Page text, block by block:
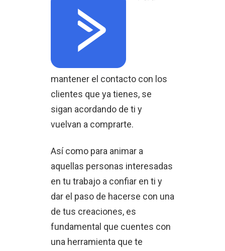
mantener el contacto con los
clientes que ya tienes, se
sigan acordando de ti y
vuelvan a comprarte.
Así como para animar a
aquellas personas interesadas
en tu trabajo a confiar en ti y
dar el paso de hacerse con una
de tus creaciones, es
fundamental que cuentes con
una herramienta que te